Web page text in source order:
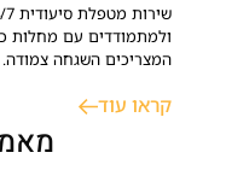
ולמתמודדים עם מחלות
המצריכים השגחה
או ישראלית דורשת אבחון
קראו עוד